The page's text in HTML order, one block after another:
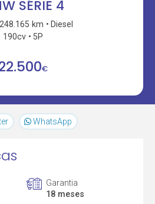
SÉRIE 4
248.165 km
Diesel
190cv
5P
€
WhatsApp
Garantia
18 meses